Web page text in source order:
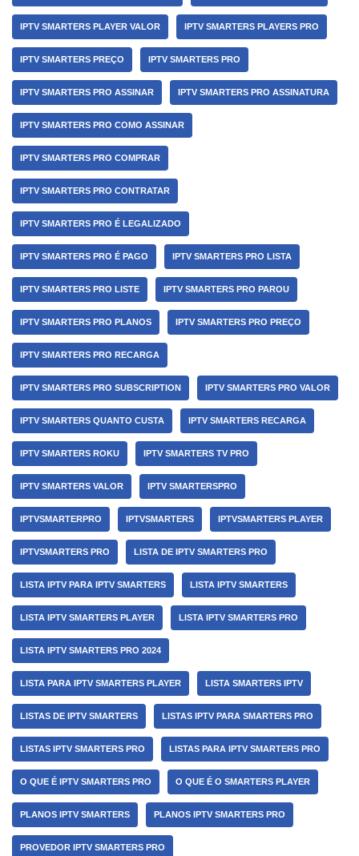
IPTV SMARTERS PLAYER VALOR IPTV SMARTERS PLAYERS PRO
IPTV SMARTERS PREÇO IPTV SMARTERS PRO
IPTV SMARTERS PRO ASSINAR IPTV SMARTERS PRO ASSINATURA
IPTV SMARTERS PRO COMO ASSINAR
IPTV SMARTERS PRO COMPRAR
IPTV SMARTERS PRO CONTRATAR
IPTV SMARTERS PRO É LEGALIZADO
IPTV SMARTERS PRO É PAGO IPTV SMARTERS PRO LISTA
IPTV SMARTERS PRO LISTE IPTV SMARTERS PRO PAROU
IPTV SMARTERS PRO PLANOS IPTV SMARTERS PRO PREÇO
IPTV SMARTERS PRO RECARGA
IPTV SMARTERS PRO SUBSCRIPTION IPTV SMARTERS PRO VALOR
IPTV SMARTERS QUANTO CUSTA IPTV SMARTERS RECARGA
IPTV SMARTERS ROKU IPTV SMARTERS TV PRO
IPTV SMARTERS VALOR IPTV SMARTERSPRO
IPTVSMARTERPRO IPTVSMARTERS IPTVSMARTERS PLAYER
IPTVSMARTERS PRO LISTA DE IPTV SMARTERS PRO
LISTA IPTV PARA IPTV SMARTERS LISTA IPTV SMARTERS
LISTA IPTV SMARTERS PLAYER LISTA IPTV SMARTERS PRO
LISTA IPTV SMARTERS PRO 2024
LISTA PARA IPTV SMARTERS PLAYER LISTA SMARTERS IPTV
LISTAS DE IPTV SMARTERS LISTAS IPTV PARA SMARTERS PRO
LISTAS IPTV SMARTERS PRO LISTAS PARA IPTV SMARTERS PRO
O QUE É IPTV SMARTERS PRO O QUE É O SMARTERS PLAYER
PLANOS IPTV SMARTERS PLANOS IPTV SMARTERS PRO
PROVEDOR IPTV SMARTERS PRO